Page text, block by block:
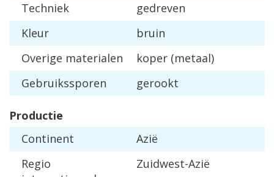
Techniek
gedreven
Kleur
bruin
Overige materialen
koper (metaal)
Gebruikssporen
gerookt
Productie
Continent
Azië
Regio
Zuidwest-Azië